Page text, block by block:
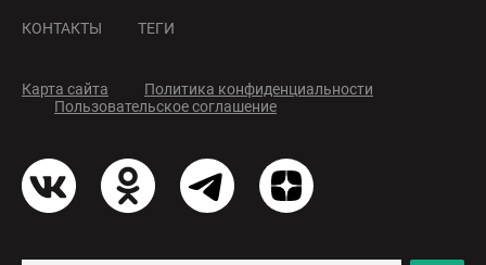
КОНТАКТЫ ТЕГИ
Карта сайта
Политика конфиденциальности
Пользовательское соглашение